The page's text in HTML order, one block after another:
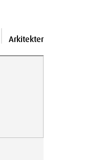
Arkitekter